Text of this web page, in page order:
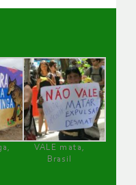
VALE mata,
Brasil